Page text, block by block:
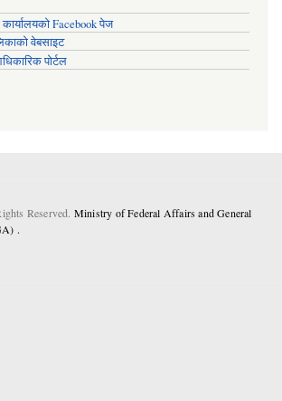
Facebook पेज
वेबसाइट
पोर्टल
Reserved. Ministry of Federal Affairs and General
.